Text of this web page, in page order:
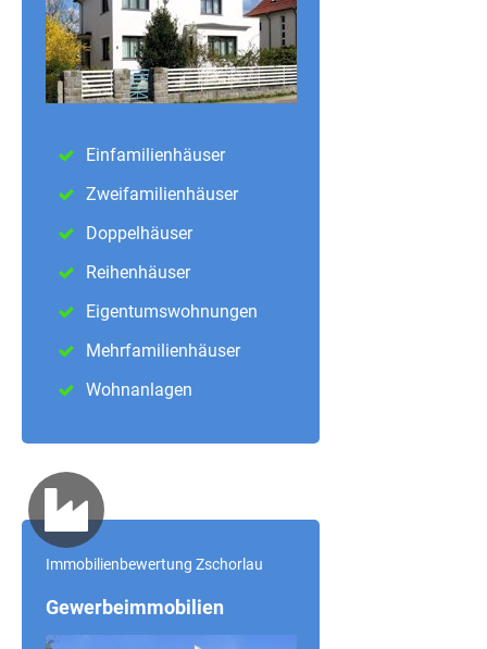
Einfamilienhäuser
Zweifamilienhäuser
Doppelhäuser
Reihenhäuser
Eigentumswohnungen
Mehrfamilienhäuser
Wohnanlagen
Immobilienbewertung Zschorlau
Gewerbeimmobilien